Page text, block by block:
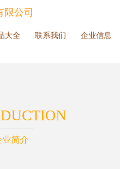
限公司
大全 联系我们 企业信息
业简介